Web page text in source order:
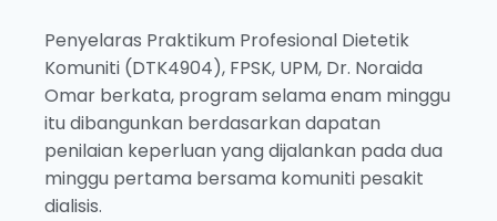
Penyelaras Praktikum Profesional Dietetik
Komuniti (DTK4904), FPSK, UPM, Dr. Noraida
Omar berkata, program selama enam minggu
itu dibangunkan berdasarkan dapatan
penilaian keperluan yang dijalankan pada dua
minggu pertama bersama komuniti pesakit
dialisis.